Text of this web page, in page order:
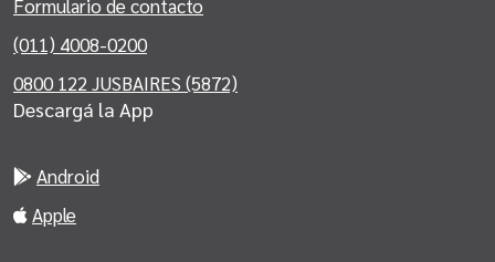
Formulario de contacto
(011) 4008-0200
0800 122 JUSBAIRES (5872)
Descargá la App
Android
Apple